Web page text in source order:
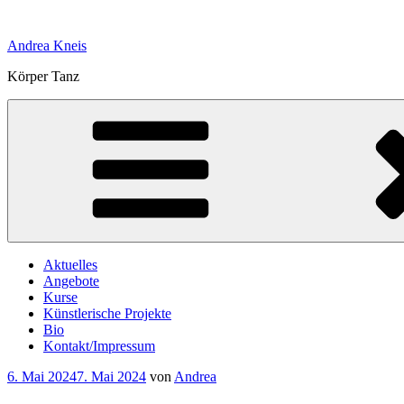
springen
Andrea Kneis
Körper Tanz
Aktuelles
Angebote
Kurse
Künstlerische Projekte
Bio
Kontakt/Impressum
Veröffentlicht
6. Mai 20247. Mai 2024 von Andrea